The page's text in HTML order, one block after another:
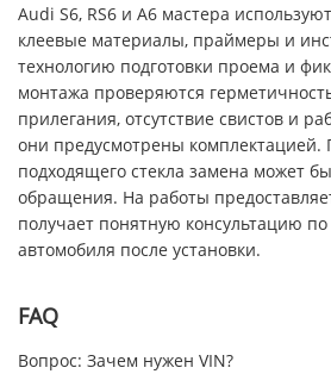
Audi S6, RS6 и A6 мастера
клеевые материалы, праймеры и
технологию подготовки проема и
монтажа проверяются
прилегания, отсутствие свистов и
они предусмотрены
подходящего стекла замена может
обращения. На работы
получает понятную консультацию по
автомобиля после установки.
FAQ
Вопрос: Зачем нужен VIN?